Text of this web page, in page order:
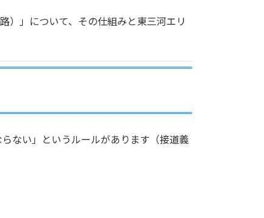
）」について、その仕組みと東三河エリ
ない」というルールがあります（接道義